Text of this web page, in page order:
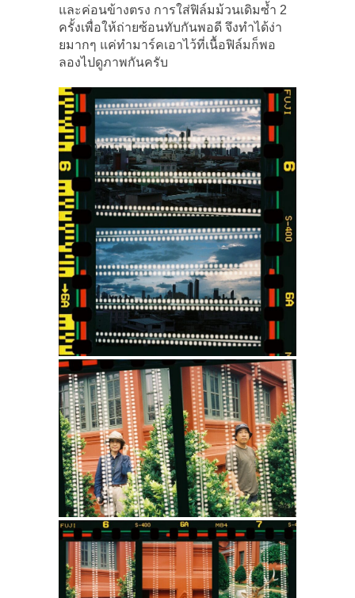
และค่อนข้างตรง การใส่ฟิล์มม้วนเดิมซ้ำ 2
ครั้งเพื่อให้ถ่ายซ้อนทับกันพอดี จึงทำได้ง่า
ยมากๆ แค่ทำมาร์คเอาไว้ที่เนื้อฟิล์มก็พอ
ลองไปดูภาพกันครับ